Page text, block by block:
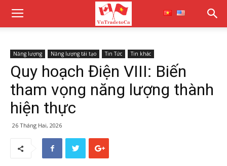
Năng lượng Năng lượng tái tạo Tin Tức Tin khác
Quy hoạch Điện VIII: Biến
tham vọng năng lượng thành
hiện thực
26 Tháng Hai, 2026